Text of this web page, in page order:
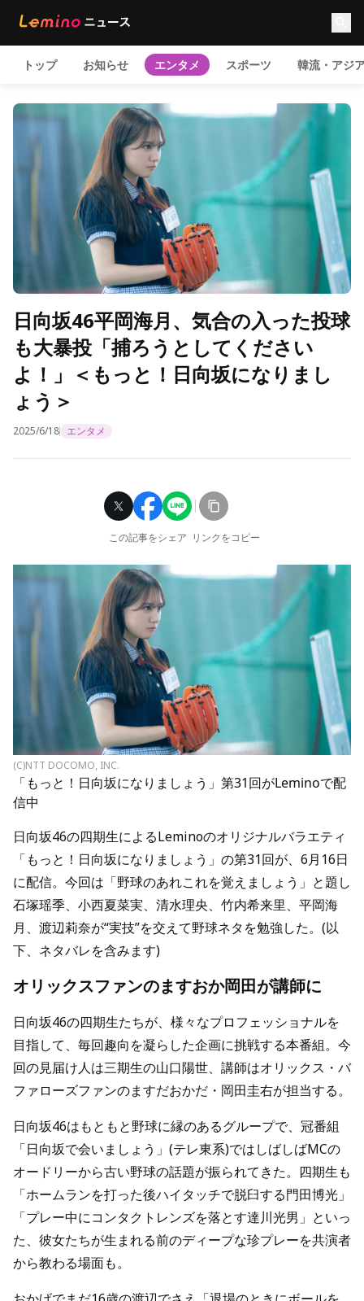
トップ お知らせ エンタメ スポーツ 韓流・アジ
日向坂46平岡海月、気合の入った投球
も大暴投「捕ろうとしてください
よ！」＜もっと！日向坂になりまし
ょう＞
2025/6/18 エンタメ
この記事をシェア リンクをコピー
(C)NTT DOCOMO, INC.
「もっと！日向坂になりましょう」第31回がLeminoで配
信中
日向坂46の四期生によるLeminoのオリジナルバラエティ
「もっと！日向坂になりましょう」の第31回が、6月16日
に配信。今回は「野球のあれこれを覚えましょう」と題し
石塚瑶季、小西夏菜実、清水理央、竹内希来里、平岡海
月、渡辺莉奈が“実技”を交えて野球ネタを勉強した。(以
下、ネタバレを含みます)
オリックスファンのますおか岡田が講師に
日向坂46の四期生たちが、様々なプロフェッショナルを
目指して、毎回趣向を凝らした企画に挑戦する本番組。今
回の見届け人は三期生の山口陽世、講師はオリックス・バ
ファローズファンのますだおかだ・岡田圭右が担当する。
日向坂46はもともと野球に縁のあるグループで、冠番組
「日向坂で会いましょう」(テレ東系)ではしばしばMCの
オードリーから古い野球の話題が振られてきた。四期生も
「ホームランを打った後ハイタッチで脱臼する門田博光」
「プレー中にコンタクトレンズを落とす達川光男」といっ
た、彼女たちが生まれる前のディープな珍プレーを共演者
から教わる場面も。